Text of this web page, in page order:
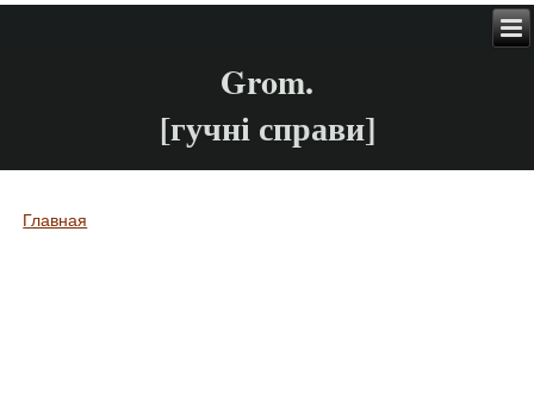
Grom.
[гучні справи]
Вы здесь
Главная